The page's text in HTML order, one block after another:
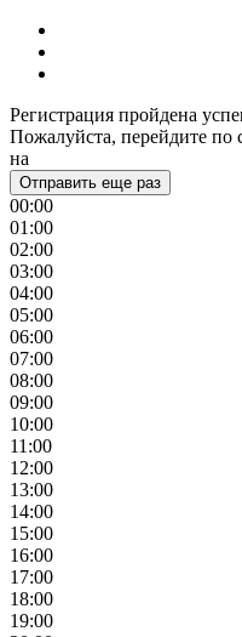
Регистрация пройдена
Пожалуйста, перейдите по
на
Отправить еще раз
00:00
01:00
02:00
03:00
04:00
05:00
06:00
07:00
08:00
09:00
10:00
11:00
12:00
13:00
14:00
15:00
16:00
17:00
18:00
19:00